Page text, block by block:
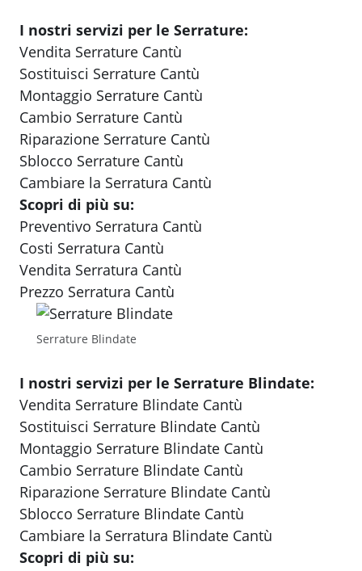
I nostri servizi per le Serrature:
Vendita Serrature Cantù
Sostituisci Serrature Cantù
Montaggio Serrature Cantù
Cambio Serrature Cantù
Riparazione Serrature Cantù
Sblocco Serrature Cantù
Cambiare la Serratura Cantù
Scopri di più su:
Preventivo Serratura Cantù
Costi Serratura Cantù
Vendita Serratura Cantù
Prezzo Serratura Cantù
Serrature Blindate
I nostri servizi per le Serrature Blindate:
Vendita Serrature Blindate Cantù
Sostituisci Serrature Blindate Cantù
Montaggio Serrature Blindate Cantù
Cambio Serrature Blindate Cantù
Riparazione Serrature Blindate Cantù
Sblocco Serrature Blindate Cantù
Cambiare la Serratura Blindate Cantù
Scopri di più su: